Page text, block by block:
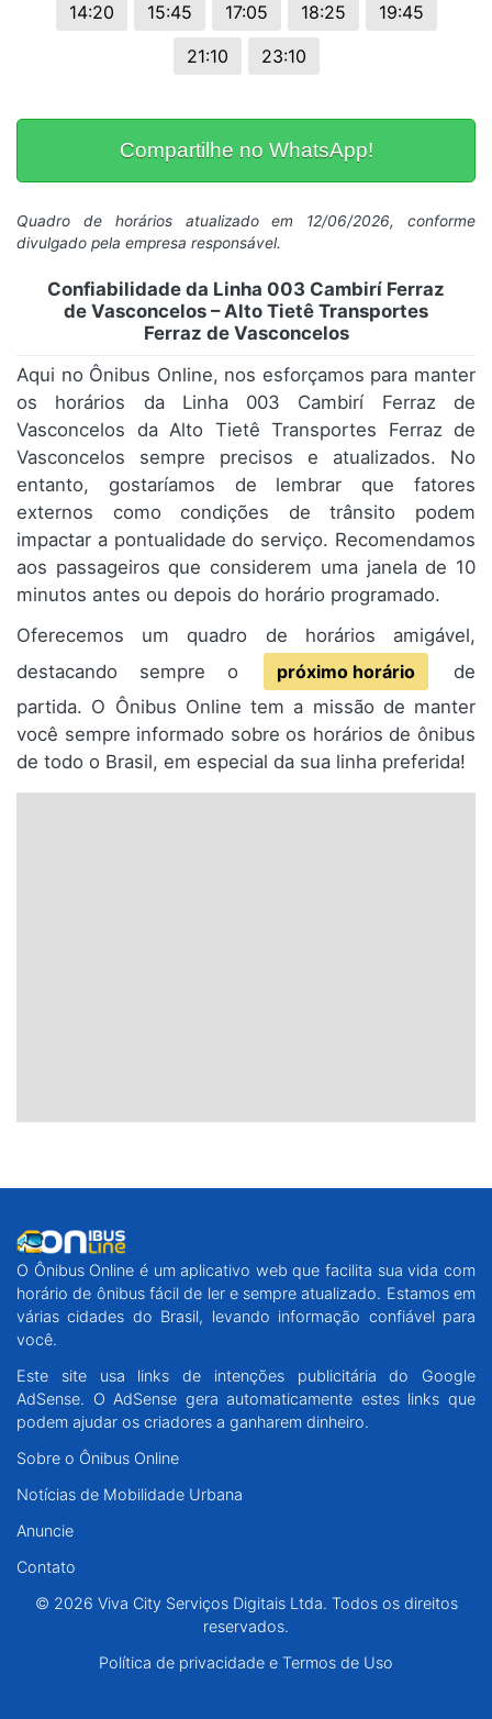
14:20
15:45 17:05 18:25
19:45
21:10
23:10
Compartilhe no WhatsApp!
Quadro de horários atualizado em 12/06/2026, conforme
divulgado pela empresa responsável.
Confiabilidade da Linha 003 Cambirí Ferraz
de Vasconcelos – Alto Tietê Transportes
Ferraz de Vasconcelos
Aqui no Ônibus Online, nos esforçamos para manter
os horários da Linha 003 Cambirí Ferraz de
Vasconcelos da Alto Tietê Transportes Ferraz de
Vasconcelos sempre precisos e atualizados. No
entanto, gostaríamos de lembrar que fatores
externos como condições de trânsito podem
impactar a pontualidade do serviço. Recomendamos
aos passageiros que considerem uma janela de 10
minutos antes ou depois do horário programado.
Oferecemos um quadro de horários amigável,
destacando sempre o
próximo horário
de
partida. O Ônibus Online tem a missão de manter
você sempre informado sobre os horários de ônibus
de todo o Brasil, em especial da sua linha preferida!
O Ônibus Online é um aplicativo web que facilita sua vida com
horário de ônibus fácil de ler e sempre atualizado. Estamos em
várias cidades do Brasil, levando informação confiável para
você.
Este site usa links de intenções publicitária do Google
AdSense. O AdSense gera automaticamente estes links que
podem ajudar os criadores a ganharem dinheiro.
Sobre o Ônibus Online
Notícias de Mobilidade Urbana
Anuncie
Contato
© 2026 Viva City Serviços Digitais Ltda. Todos os direitos
reservados.
Política de privacidade e Termos de Uso